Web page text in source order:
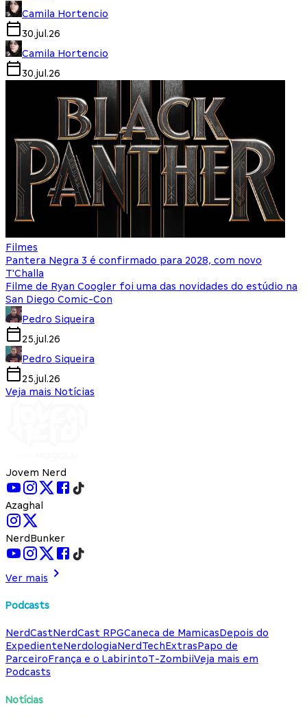
Camila Hortencio
30.jul.26
Camila Hortencio
30.jul.26
Filmes
Pantera Negra 3 é confirmado para 2028, com novo
T'Challa
Filme de Ryan Coogler foi uma das novidades do estúdio na
San Diego Comic-Con
Pedro Siqueira
25.jul.26
Pedro Siqueira
25.jul.26
Veja mais Notícias
Jovem Nerd
Azaghal
NerdBunker
Ver mais
Podcasts
NerdCastNerdCast RPGCaneca de MamicasDepois do
ExpedienteNerdologiaNerdTechExtrasPapo de
ParceiroFrança e o LabirintoT-ZombiiVeja mais em
Podcasts
Notícias